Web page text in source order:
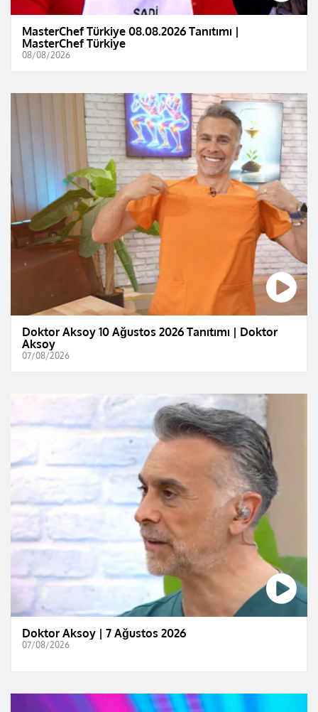
MasterChef Türkiye 08.08.2026 Tanıtımı |
MasterChef Türkiye
08/08/2026
Doktor Aksoy 10 Ağustos 2026 Tanıtımı | Doktor
Aksoy
07/08/2026
Doktor Aksoy | 7 Ağustos 2026
07/08/2026